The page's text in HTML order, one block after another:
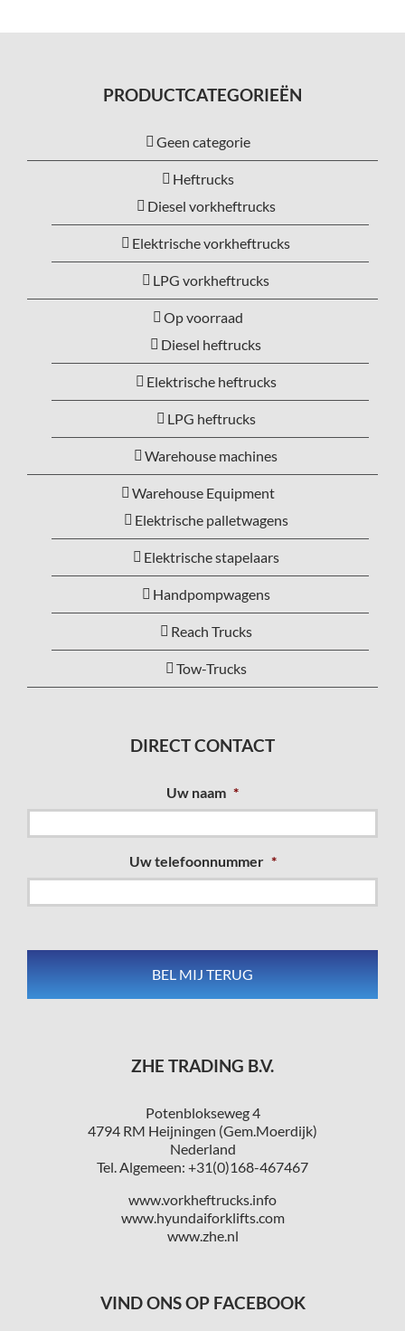
PRODUCTCATEGORIEËN
Geen categorie
Heftrucks
Diesel vorkheftrucks
Elektrische vorkheftrucks
LPG vorkheftrucks
Op voorraad
Diesel heftrucks
Elektrische heftrucks
LPG heftrucks
Warehouse machines
Warehouse Equipment
Elektrische palletwagens
Elektrische stapelaars
Handpompwagens
Reach Trucks
Tow-Trucks
DIRECT CONTACT
Uw naam *
Uw telefoonnummer *
ZHE TRADING B.V.
Potenblokseweg 4
4794 RM Heijningen (Gem.Moerdijk)
Nederland
Tel. Algemeen: +31(0)168-467467
www.vorkheftrucks.info
www.hyundaiforklifts.com
www.zhe.nl
VIND ONS OP FACEBOOK